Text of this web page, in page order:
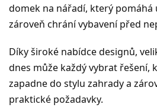
domek na nářadí, který pomáhá
zároveň chrání vybavení před
Díky široké nabídce designů,
dnes může každý vybrat řešení,
zapadne do stylu zahrady a
praktické požadavky.